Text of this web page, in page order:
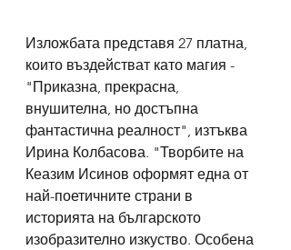
Изложбата представя 27 платна,
които въздействат като магия -
"Приказна, прекрасна,
внушителна, но достъпна
фантастична реалност", изтъква
Ирина Колбасова. "Творбите на
Кеазим Исинов оформят една от
най-поетичните страни в
историята на българското
изобразително изкуство. Особена